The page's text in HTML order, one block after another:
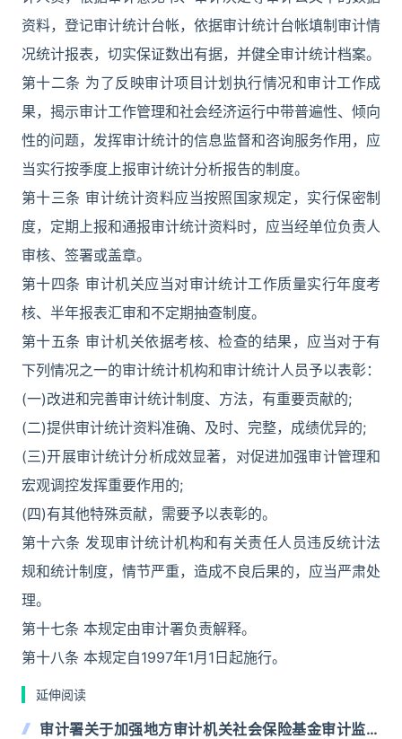
资料，登记审计统计台帐，依据审计统计台帐填制审计情
况统计报表，切实保证数出有据，并健全审计统计档案。
第十二条 为了反映审计项目计划执行情况和审计工作成
果，揭示审计工作管理和社会经济运行中带普遍性、倾向
性的问题，发挥审计统计的信息监督和咨询服务作用，应
当实行按季度上报审计统计分析报告的制度。
第十三条 审计统计资料应当按照国家规定，实行保密制
度，定期上报和通报审计统计资料时，应当经单位负责人
审核、签署或盖章。
第十四条 审计机关应当对审计统计工作质量实行年度考
核、半年报表汇审和不定期抽查制度。
第十五条 审计机关依据考核、检查的结果，应当对于有
下列情况之一的审计统计机构和审计统计人员予以表彰：
(一)改进和完善审计统计制度、方法，有重要贡献的;
(二)提供审计统计资料准确、及时、完整，成绩优异的;
(三)开展审计统计分析成效显著，对促进加强审计管理和
宏观调控发挥重要作用的;
(四)有其他特殊贡献，需要予以表彰的。
第十六条 发现审计统计机构和有关责任人员违反统计法
规和统计制度，情节严重，造成不良后果的，应当严肃处
理。
第十七条 本规定由审计署负责解释。
第十八条 本规定自1997年1月1日起施行。
延伸阅读
审计署关于加强地方审计机关社会保险基金审计监督